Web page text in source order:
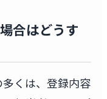
合はどうす
くは、登録内容